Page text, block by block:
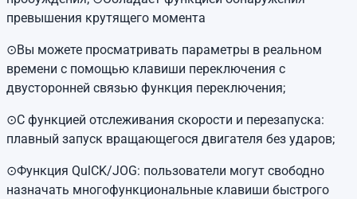
превышения крутящего момента
⊙Вы можете просматривать параметры в реальном
времени с помощью клавиши переключения с
двусторонней связью функция переключения;
⊙С функцией отслеживания скорости и перезапуска:
плавный запуск вращающегося двигателя без ударов;
⊙Функция QulCK/JOG: пользователи могут свободно
назначать многофункциональные клавиши быстрого